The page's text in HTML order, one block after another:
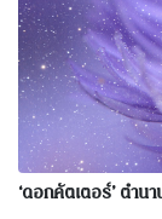
‘ดอกคัตเตอร์’ ตำ